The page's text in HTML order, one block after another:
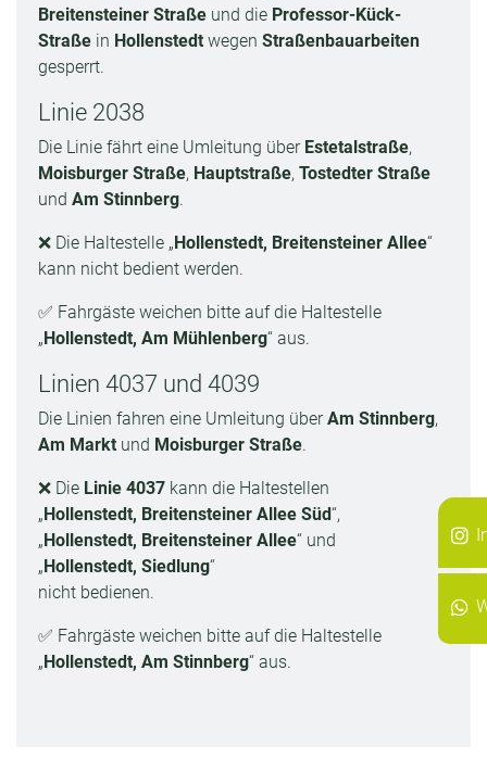
Breitensteiner Straße und die Professor-Kück-
Straße in Hollenstedt wegen Straßenbauarbeiten
gesperrt.
Linie 2038
Die Linie fährt eine Umleitung über Estetalstraße,
Moisburger Straße, Hauptstraße, Tostedter Straße
und Am Stinnberg.
❌ Die Haltestelle „Hollenstedt, Breitensteiner Allee“
kann nicht bedient werden.
✅ Fahrgäste weichen bitte auf die Haltestelle
„Hollenstedt, Am Mühlenberg“ aus.
Linien 4037 und 4039
Die Linien fahren eine Umleitung überAm Stinnberg,
Am Markt und Moisburger Straße.
❌ Die Linie 4037 kann die Haltestellen
„Hollenstedt, Breitensteiner Allee Süd“,
„Hollenstedt, Breitensteiner Allee“ und
„Hollenstedt, Siedlung“
nicht bedienen.
✅ Fahrgäste weichen bitte auf die Haltestelle
„Hollenstedt, Am Stinnberg“ aus.